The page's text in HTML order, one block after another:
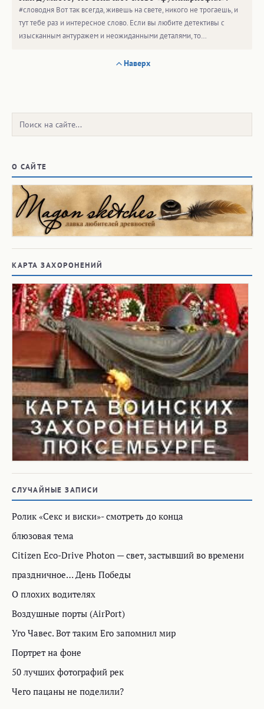
#словодня Вот так всегда, живешь на свете, никого не трогаешь, и
тут тебе раз и интересное слово. Если вы любите детективы с
изысканным антуражем и неожиданными деталями, то…
Наверх
Поиск:
О САЙТЕ
КАРТА ЗАХОРОНЕНИЙ
СЛУЧАЙНЫЕ ЗАПИСИ
Ролик «Секс и виски»- смотреть до конца
блюзовая тема
Citizen Eco-Drive Photon — свет, застывший во времени
праздничное… День Победы
О плохих водителях
Воздушные порты (AirPort)
Уго Чавес. Вот таким Его запомнил мир
Портрет на фоне
50 лучших фотографий рек
Чего пацаны не поделили?